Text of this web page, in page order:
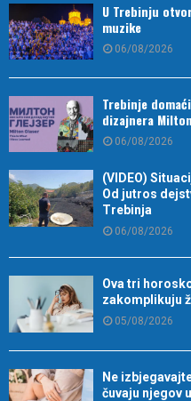
U Trebinju
muzike
06/08/2026
Trebinje
dizajnera
06/08/2026
(VIDEO)
Od jutros
Trebinja
06/08/2026
Ova tri
zakomplikuju
05/08/2026
Ne
čuvaju njegov